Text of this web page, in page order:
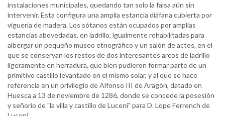
instalaciones municipales, quedando tan solo la falsa aún sin
intervenir. Esta configura una amplia estancia diáfana cubierta por
viguería de madera. Los sótanos están ocupados por amplias
estancias abovedadas, en ladrillo, igualmente rehabilitadas para
albergar un pequeño museo etnográfico y un salón de actos, en el
que se conservan los restos de dos interesantes arcos de ladrillo
ligeramente en herradura, que bien pudieron formar parte de un
primitivo castillo levantado en el mismo solar, y al que se hace
referencia en un privilegio de Alfonso III de Aragón, datado en
Huesca a 13 de noviembre de 1286, donde se concede la posesión
y señorío de "la villa y castillo de Luceni" para D. Lope Ferrench de